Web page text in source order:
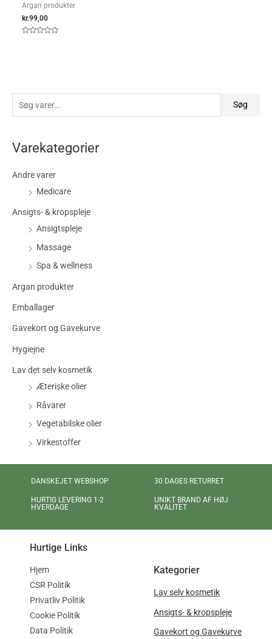
Søg
Varekategorier
Andre varer
Medicare
Ansigts- & kropspleje
Ansigtspleje
Massage
Spa & wellness
Argan produkter
Emballager
Gavekort og Gavekurve
Hygiejne
Lav det selv kosmetik
Æteriske olier
Råvarer
Vegetabilske olier
Virkestoffer
Argan produkter
kr.99,00
DANSKEJET WEBSHOP
HURTIG LEVERING 1-2
HVERDAGE
30 DAGES RETURRET
UNIKT BRAND AF HØJ
KVALITET
Hurtige Links
Hjem
CSR Politik
Privatliv Politik
Cookie Politik
Data Politik
Kategorier
Lav selv kosmetik
Ansigts- & kropspleje
Gavekort og Gavekurve